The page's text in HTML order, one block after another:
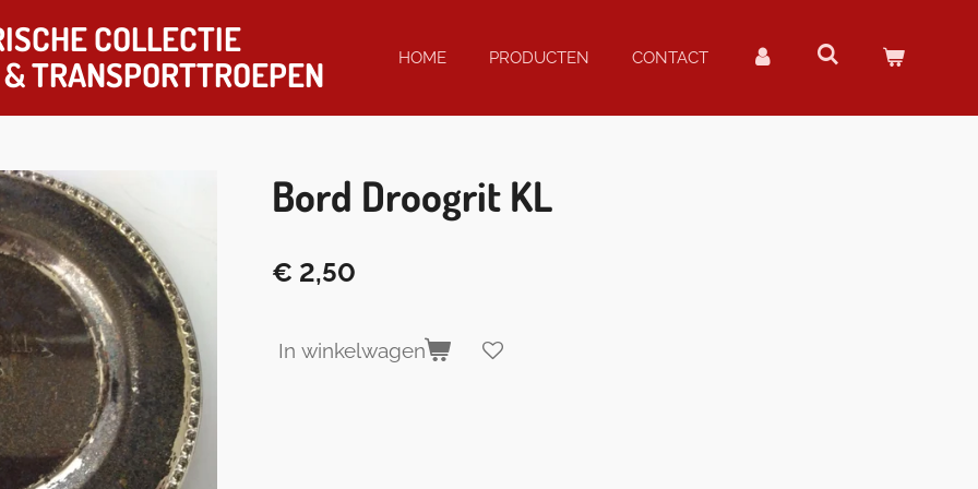
COLLECTIE
& TRANSPORTTROEPEN HOME PRODUCTEN CONTACT
Bord Droogrit KL
€ 2,50
In winkelwagen